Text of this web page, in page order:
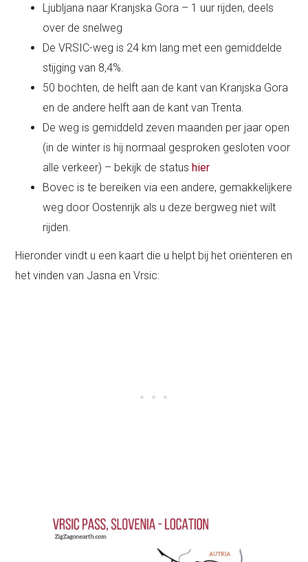
Ljubljana naar Kranjska Gora – 1 uur rijden, deels
over de snelweg
De VRSIC-weg is 24 km lang met een gemiddelde
stijging van 8,4%.
50 bochten, de helft aan de kant van Kranjska Gora
en de andere helft aan de kant van Trenta.
De weg is gemiddeld zeven maanden per jaar open
(in de winter is hij normaal gesproken gesloten voor
alle verkeer) – bekijk de statushier
Bovec is te bereiken via een andere, gemakkelijkere
weg door Oostenrijk als u deze bergweg niet wilt
rijden.
Hieronder vindt u een kaart die u helpt bij het oriënteren en
het vinden van Jasna en Vrsic: